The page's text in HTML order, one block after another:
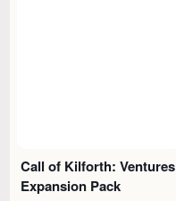
Call of Kilforth: Ventures
Expansion Pack